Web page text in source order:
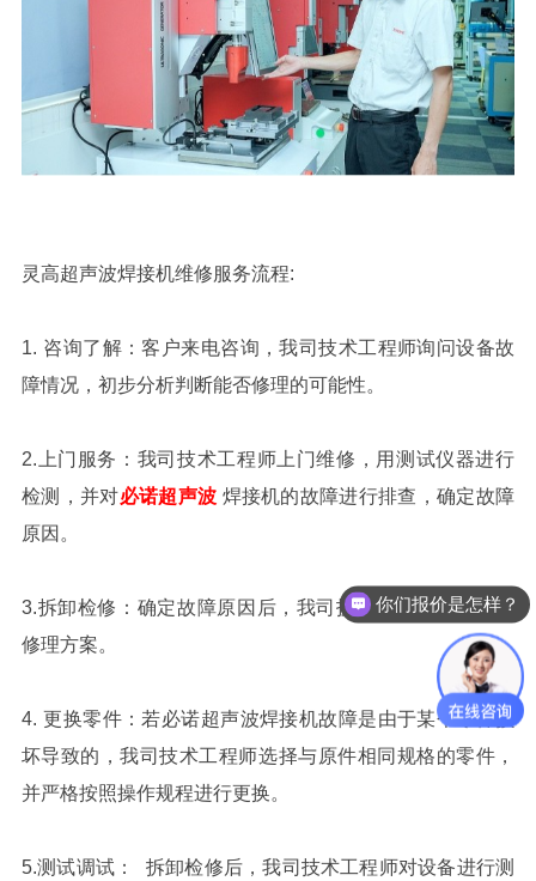
灵高超声波焊接机维修服务流程:
1. 咨询了解 ：客户来电咨询，我司技术工程师询问设备故
障情况，初步分析判断能否修理的可能性。
2. 上门服务：我司技术工程师上门维修，用测试仪器进行
检测，并对必诺超声波 焊接机的故障进行排查，确定故障
原因。
3.拆卸检修：确定故障原因后，我司技术工程师给予客户
修理方案。
4. 更换零件：若必诺超声波焊接机故障是由于某个零件损
坏导致的，我司技术工程师选择与原件相同规格的零件，
并严格按照操作规程进行更换。
5.测试调试：
拆卸检修后，我司技术工程师对设备进行测
你们报价是怎样？